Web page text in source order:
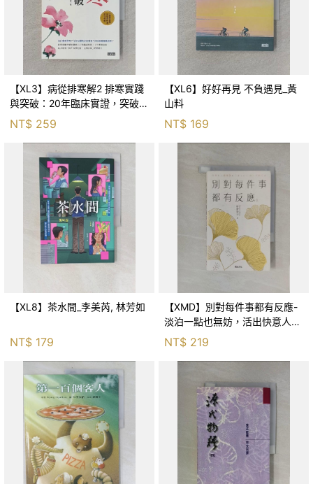
【XL3】病從排寒解2 排寒實踐
與突破：20年臨床實證，突破排
寒盲點，防治疫毒流感的中醫養
命方略！_李璧如
NT$ 259
【XL6】好好再見 不負遇見_黃
山料
NT$ 169
【XL8】茶水間_李美芮, 林芳如
NT$ 179
【XMD】別對每件事都有反應-
淡泊一點也無妨，活出快意人生
的99個禪練習！_枡野俊明, 黃
薇嬪
NT$ 219